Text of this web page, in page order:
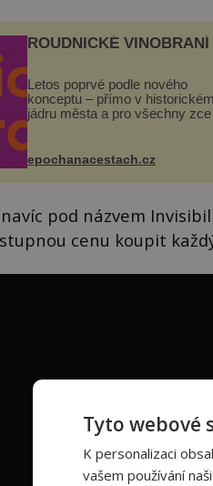
ROUDNICKÉ VINOBRANÍ
Letos poprvé podle nového
konceptu – přímo v historickém
jádru města a pro všechny
náměstí. Návštěvníci se mohou
těšit na víno, burčák, pes...
epochanacestach.cz
pod názvem
cenu koupit
Tyto webové
K personalizaci
vašem používání